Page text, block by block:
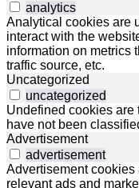
analytics
Analytical cookies are
interact with the
information on metrics
traffic source, etc.
Uncategorized
uncategorized
Undefined cookies are
have not been
Advertisement
advertisement
Advertisement
relevant ads and